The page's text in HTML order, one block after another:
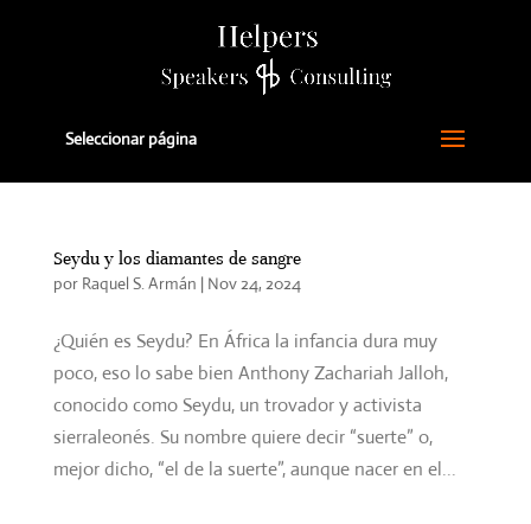
Seleccionar página
Seydu y los diamantes de sangre
por Raquel S. Armán | Nov 24, 2024
¿Quién es Seydu? En África la infancia dura muy
poco, eso lo sabe bien Anthony Zachariah Jalloh,
conocido como Seydu, un trovador y activista
sierraleonés. Su nombre quiere decir “suerte” o,
mejor dicho, “el de la suerte”, aunque nacer en el...